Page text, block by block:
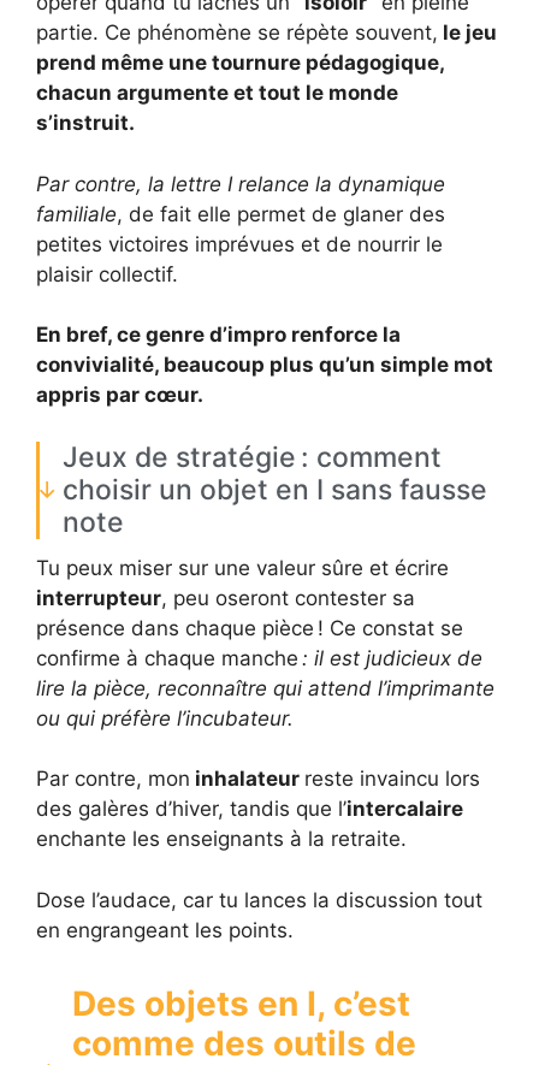
partie. Ce phénomène se répète souvent, le jeu
prend même une tournure pédagogique,
chacun argumente et tout le monde
s’instruit.
Par contre, la lettre I relance la dynamique
familiale, de fait elle permet de glaner des
petites victoires imprévues et de nourrir le
plaisir collectif.
En bref, ce genre d’impro renforce la
convivialité, beaucoup plus qu’un simple mot
appris par cœur.
Jeux de stratégie : comment
choisir un objet en I sans fausse
note
Tu peux miser sur une valeur sûre et écrire
interrupteur, peu oseront contester sa
présence dans chaque pièce ! Ce constat se
confirme à chaque manche : il est judicieux de
lire la pièce, reconnaître qui attend l’imprimante
ou qui préfère l’incubateur.
Par contre, mon inhalateur reste invaincu lors
des galères d’hiver, tandis que l’intercalaire
enchante les enseignants à la retraite.
Dose l’audace, car tu lances la discussion tout
en engrangeant les points.
Des objets en I, c’est
comme des outils de